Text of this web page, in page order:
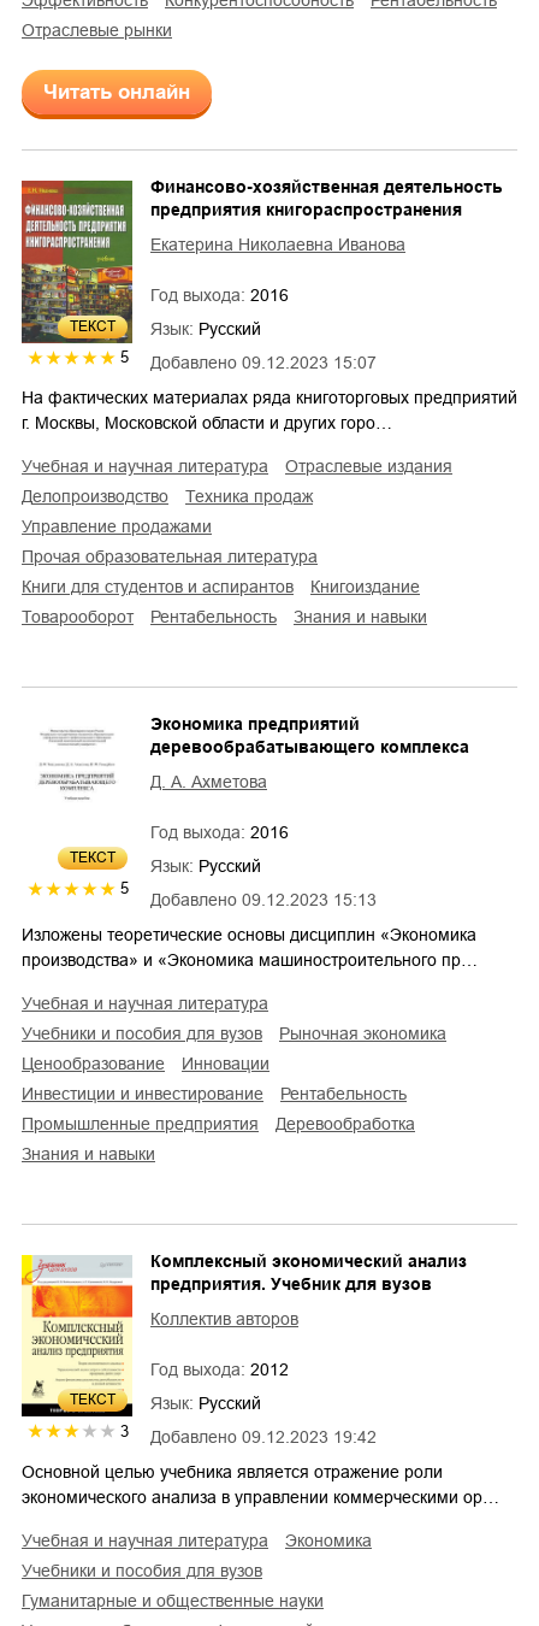
отраслевые рынки
Читать онлайн
ТЕКСТ
5 Добавлено 09.12.2023 15:07
Финансово-хозяйственная деятельность
предприятия книгораспространения
Екатерина Николаевна Иванова
Год выхода: 2016
Язык: Русский
На фактических материалах ряда книготорговых предприятий
г. Москвы, Московской области и других горо…
учебная и научная литература
отраслевые издания
делопроизводство
техника продаж
управление продажами
прочая образовательная литература
книги для студентов и аспирантов
книгоиздание
товарооборот
рентабельность знания и навыки
ТЕКСТ
5
Добавлено 09.12.2023 15:13
Экономика предприятий
деревообрабатывающего комплекса
Д. А. Ахметова
Год выхода: 2016
Язык: Русский
Изложены теоретические основы дисциплин «Экономика
производства» и «Экономика машиностроительного пр…
учебная и научная литература
учебники и пособия для вузов
рыночная экономика
ценообразование
инновации
инвестиции и инвестирование
рентабельность
промышленные предприятия
деревообработка
знания и навыки
ТЕКСТ
3 Добавлено 09.12.2023 19:42
Комплексный экономический анализ
предприятия. Учебник для вузов
Коллектив авторов
Год выхода: 2012
Язык: Русский
Основной целью учебника является отражение роли
экономического анализа в управлении коммерческими ор…
учебная и научная литература
экономика
учебники и пособия для вузов
гуманитарные и общественные науки